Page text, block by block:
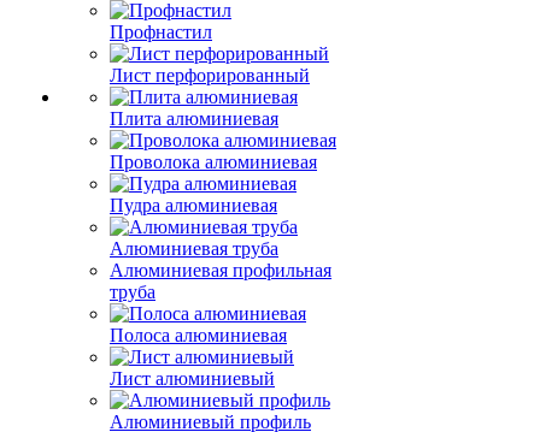
Профнастил
Лист перфорированный
Плита алюминиевая
Проволока алюминиевая
Пудра алюминиевая
Алюминиевая труба
Алюминиевая профильная
труба
Полоса алюминиевая
Лист алюминиевый
Алюминиевый профиль